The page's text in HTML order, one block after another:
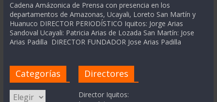
Cadena Amázonica de Prensa con presencia en los
departamentos de Amazonas, Ucayali, Loreto San Martín y
Huanuco DIRECTOR PERIODÍSTICO Iquitos: Jorge Arias
Sandoval Ucayali: Patricia Arias de Lozada San Martín: Jose
Arias Padilla DIRECTOR FUNDADOR Jose Arias Padilla
Categorías
Categorías
Directores
Director Iquitos: